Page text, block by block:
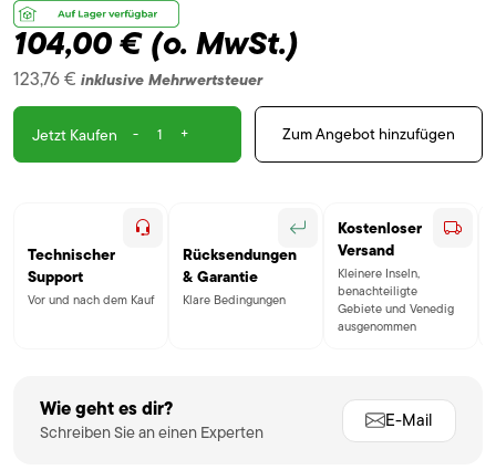
104,00 €(o. MwSt.)
123,76 € inklusive Mehrwertsteuer
Jetzt Kaufen - + Zum Angebot hinzufügen
Technischer
Support
Vor und nach dem Kauf
Rücksendungen
& Garantie
Klare Bedingungen
Kostenloser
Versand
Kleinere Inseln,
benachteiligte
Gebiete und Venedig
ausgenommen
Wie geht es dir?
Schreiben Sie an einen Experten
E-Mail